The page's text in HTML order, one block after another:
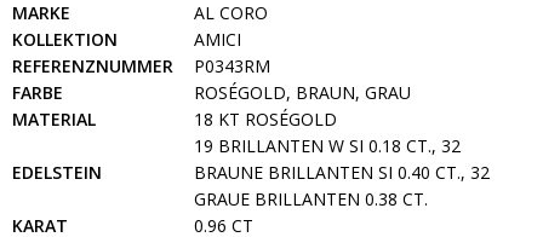
MARKE
AL CORO
KOLLEKTION
AMICI
REFERENZNUMMER
P0343RM
FARBE
ROSÉGOLD, BRAUN, GRAU
MATERIAL
18 KT ROSÉGOLD
EDELSTEIN
19 BRILLANTEN W SI 0.18 CT., 32
BRAUNE BRILLANTEN SI 0.40 CT., 32
GRAUE BRILLANTEN 0.38 CT.
KARAT
0.96 CT